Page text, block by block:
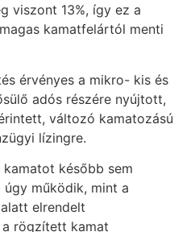
viszont 13%, így ez a
kamatfelártól menti
érvényes a mikro- kis és
adós részére nyújtott,
változó kamatozású
lízingre.
később sem
úgy működik, mint a
elrendelt
rögzített kamat